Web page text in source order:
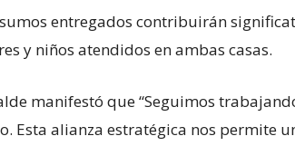
entregados contribuirán
y niños atendidos en ambas casas.
manifestó que “Seguimos
Esta alianza estratégica nos permite